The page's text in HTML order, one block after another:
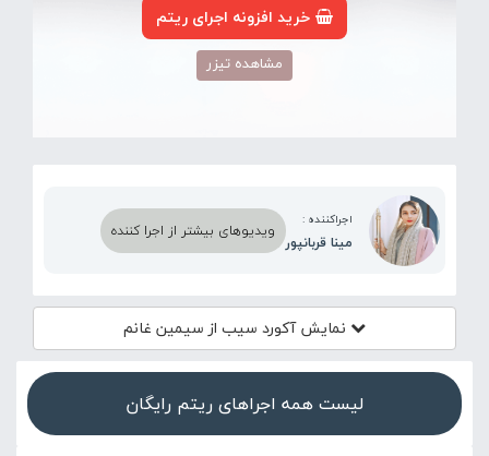
خرید افزونه اجرای ریتم
مشاهده تیزر
اجراکننده :
مینا قربانپور
ویدیوهای بیشتر از اجرا کننده
نمایش آکورد سیب از سیمین غانم
لیست همه اجراهای ریتم رایگان